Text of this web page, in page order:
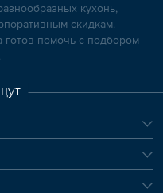
кухонь,
скидкам.
помочь с подбором